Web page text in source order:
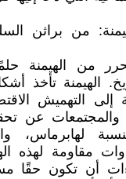
من براثن
من الهيمنة
الهيمنة تأخذ
إلى التهميش
والمجتمعات عن
لهابرماس،
مقاومة لهذه
أن تكون حقًا